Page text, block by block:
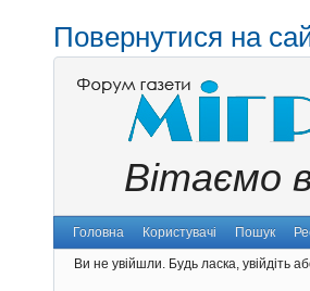
Повернутися на
Вітаємо
Головна Користувачі Пошук
Ви не увійшли. Будь ласка, увійдіть